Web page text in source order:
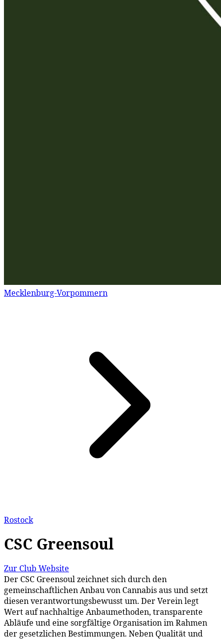
Mecklenburg-Vorpommern
Rostock
CSC Greensoul
Zur Club Website
Der CSC Greensoul zeichnet sich durch den
gemeinschaftlichen Anbau von Cannabis aus und setzt
diesen verantwortungsbewusst um. Der Verein legt
Wert auf nachhaltige Anbaumethoden, transparente
Abläufe und eine sorgfältige Organisation im Rahmen
der gesetzlichen Bestimmungen. Neben Qualität und